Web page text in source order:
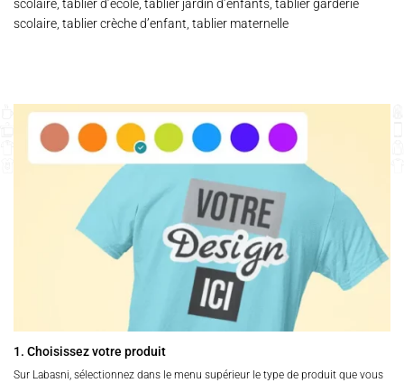
scolaire, tablier d’école, tablier jardin d’enfants, tablier garderie
scolaire, tablier crèche d’enfant, tablier maternelle
1. Choisissez votre produit
Sur Labasni, sélectionnez dans le menu supérieur le type de produit que vous